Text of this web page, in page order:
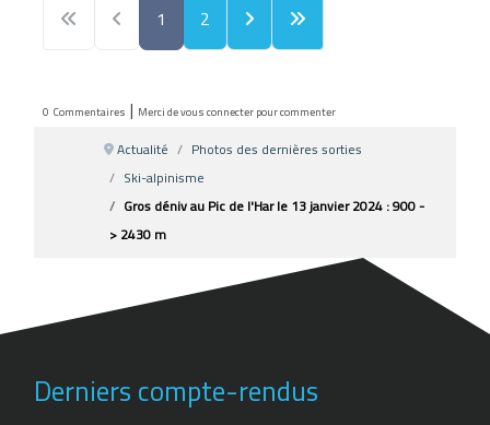
1 2
0 Commentaires | Merci de vous connecter pour commenter
Actualité
Photos des dernières sorties
Ski-alpinisme
Gros déniv au Pic de l'Har le 13 janvier 2024 : 900 -
> 2430 m
Derniers compte-rendus